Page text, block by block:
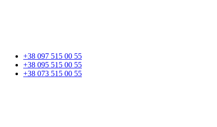
+38 097 515 00 55
+38 095 515 00 55
+38 073 515 00 55